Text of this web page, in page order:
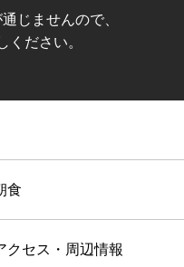
じませんので、
ください。
食
クセス・周辺情報